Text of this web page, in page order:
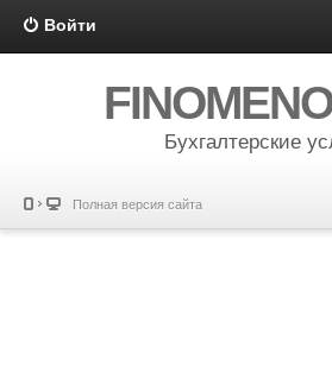
Войти
Бухгалтерские
Полная версия сайта